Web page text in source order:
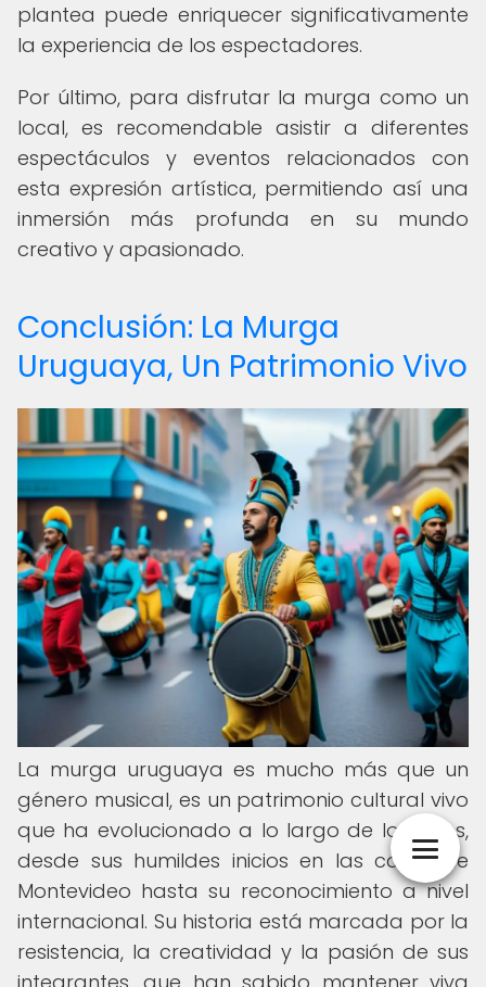
plantea puede enriquecer significativamente
la experiencia de los espectadores.
Por último, para disfrutar la murga como un
local, es recomendable asistir a diferentes
espectáculos y eventos relacionados con
esta expresión artística, permitiendo así una
inmersión más profunda en su mundo
creativo y apasionado.
Conclusión: La Murga
Uruguaya, Un Patrimonio Vivo
La murga uruguaya es mucho más que un
género musical, es un patrimonio cultural vivo
que ha evolucionado a lo largo de los años,
desde sus humildes inicios en las calles de
Montevideo hasta su reconocimiento a nivel
internacional. Su historia está marcada por la
resistencia, la creatividad y la pasión de sus